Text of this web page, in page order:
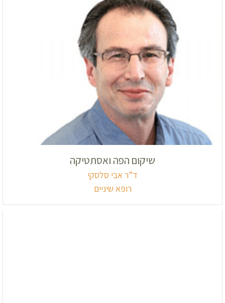
שיקום הפה ואסתטיקה
ד”ר אבי סלסקי
רופא שיניים